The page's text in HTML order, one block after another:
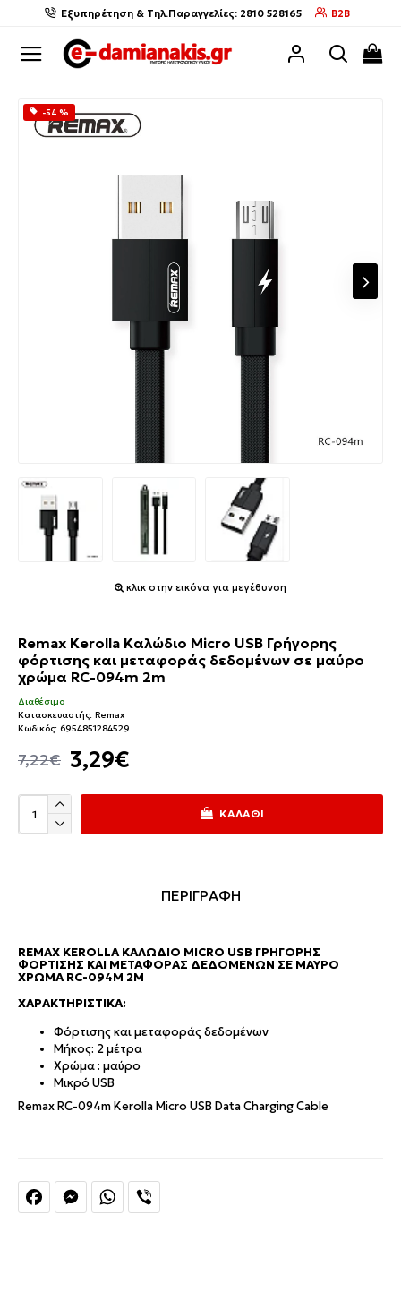
Εξυπηρέτηση & Τηλ.Παραγγελίες: 2810 528165 B2B
-54 %
κλικ στην εικόνα για μεγέθυνση
Remax Kerolla Καλώδιο Micro USB Γρήγορης
φόρτισης και μεταφοράς δεδομένων σε μαύρο
χρώμα RC-094m 2m
3,29€
7,22€
Διαθέσιμο
Κατασκευαστής: Remax
Κωδικός: 6954851284529
ΚΑΛΆΘΙ
FacebookMessengerWhatsApp
ΠΕΡΙΓΡΑΦΗ
REMAX KEROLLA ΚΑΛΏΔΙΟ MICRO USB ΓΡΉΓΟΡΗΣ
ΦΌΡΤΙΣΗΣ ΚΑΙ ΜΕΤΑΦΟΡΆΣ ΔΕΔΟΜΈΝΩΝ ΣΕ ΜΑΎΡΟ
ΧΡΏΜΑ RC-094M 2M
ΧΑΡΑΚΤΗΡΙΣΤΙΚΆ:
Φόρτισης και μεταφοράς δεδομένων
Μήκος: 2 μέτρα
Χρώμα : μαύρο
Μικρό USB
Remax RC-094m Kerolla Micro USB Data Charging Cable